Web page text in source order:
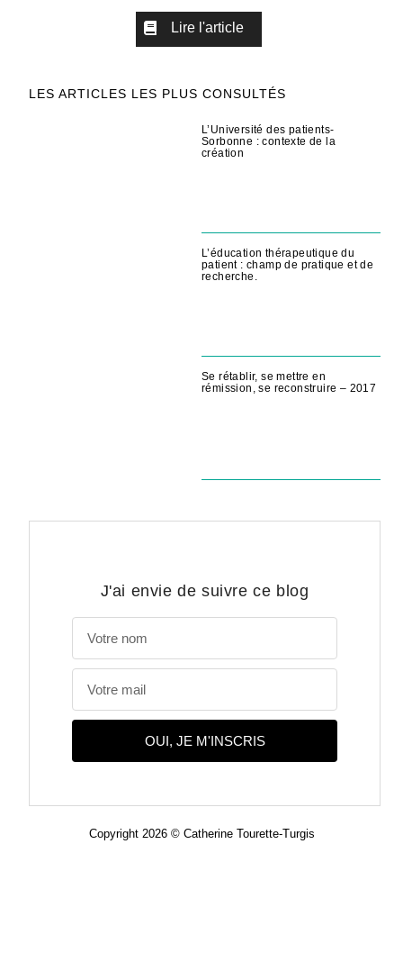
Lire l'article
J'ai envie de suivre ce blog
OUI, JE M'INSCRIS
LES ARTICLES LES PLUS CONSULTÉS
L’Université des patients-
Sorbonne : contexte de la
création
L’éducation thérapeutique du
patient : champ de pratique et de
recherche.
Se rétablir, se mettre en
rémission, se reconstruire – 2017
Copyright 2026 © Catherine Tourette-Turgis